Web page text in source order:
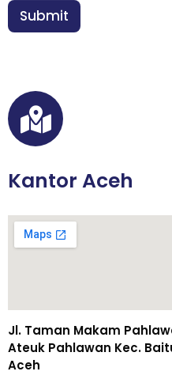
*
Submit
Kantor Aceh
Jl. Taman Makam
Ateuk Pahlawan Kec.
Aceh